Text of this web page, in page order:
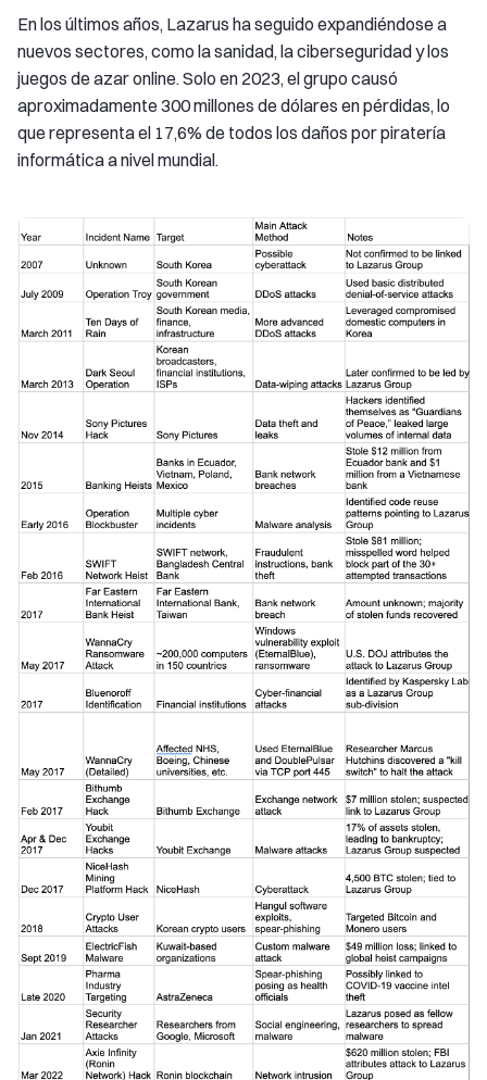
En los últimos años, Lazarus ha seguido expandiéndose a
nuevos sectores, como la sanidad, la ciberseguridad y los
juegos de azar online. Solo en 2023, el grupo causó
aproximadamente 300 millones de dólares en pérdidas, lo
que representa el 17,6% de todos los daños por piratería
informática a nivel mundial.